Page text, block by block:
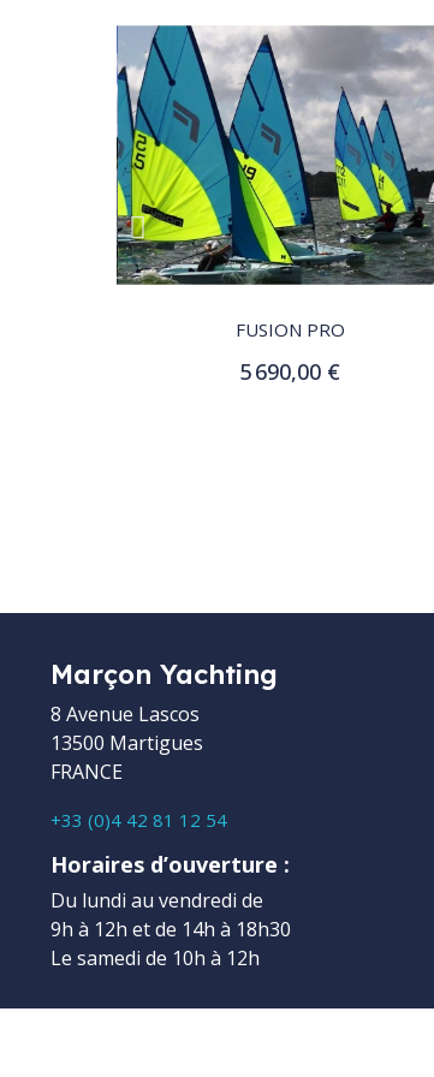
QUICK VIEW
FUSION PRO
5 690,00 €
Ajouter au panier
Marçon Yachting
8 Avenue Lascos
13500 Martigues
FRANCE
+33 (0)4 42 81 12 54
Horaires d’ouverture :
Du lundi au vendredi de
9h à 12h et de 14h à 18h30
Le samedi de 10h à 12h